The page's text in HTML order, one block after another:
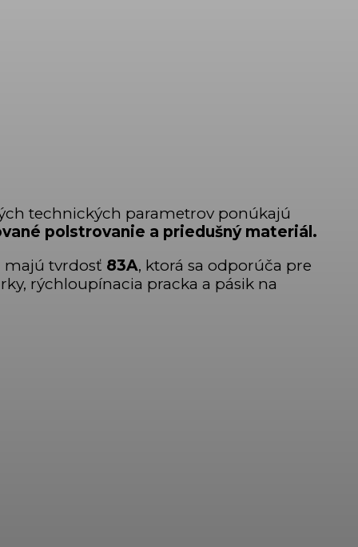
technických parametrov ponúkajú
polstrovanie a priedušný materiál.
majú tvrdosť 83A, ktorá sa odporúča pre
rýchloupínacia pracka a pásik na